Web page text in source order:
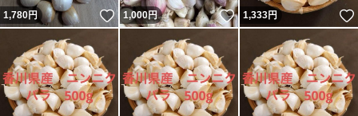
1,780円 いいね！
1,000円 いいね！
1,333円